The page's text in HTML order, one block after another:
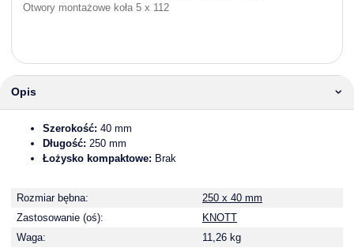
Otwory montażowe koła 5 x 112
Opis
Szerokość: 40 mm
Długość: 250 mm
Łożysko kompaktowe: Brak
Rozmiar bębna:
250 x 40 mm
Zastosowanie (oś):
KNOTT
Waga:
11,26 kg